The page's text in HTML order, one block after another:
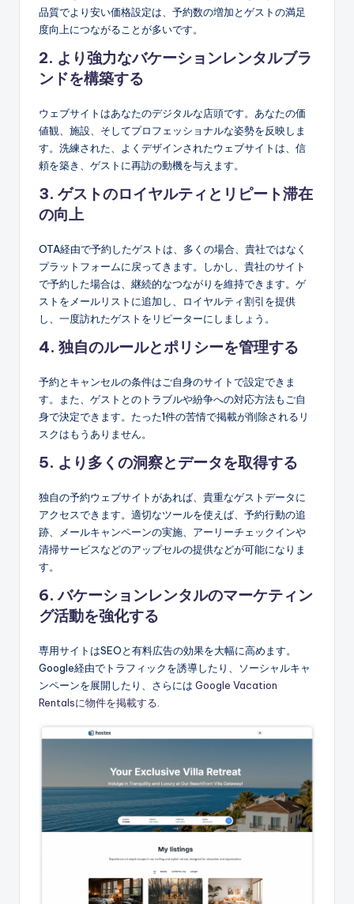
品質でより安い価格設定は、予約数の増加とゲストの満足
度向上につながることが多いです。
2. より強力なバケーションレンタルブラ
ンドを構築する
ウェブサイトはあなたのデジタルな店頭です。あなたの価
値観、施設、そしてプロフェッショナルな姿勢を反映しま
す。洗練された、よくデザインされたウェブサイトは、信
頼を築き、ゲストに再訪の動機を与えます。
3. ゲストのロイヤルティとリピート滞在
の向上
OTA経由で予約したゲストは、多くの場合、貴社ではなく
プラットフォームに戻ってきます。しかし、貴社のサイト
で予約した場合は、継続的なつながりを維持できます。ゲ
ストをメールリストに追加し、ロイヤルティ割引を提供
し、一度訪れたゲストをリピーターにしましょう。
4. 独自のルールとポリシーを管理する
予約とキャンセルの条件はご自身のサイトで設定できま
す。また、ゲストとのトラブルや紛争への対応方法もご自
身で決定できます。たった1件の苦情で掲載が削除されるリ
スクはもうありません。
5. より多くの洞察とデータを取得する
独自の予約ウェブサイトがあれば、貴重なゲストデータに
アクセスできます。適切なツールを使えば、予約行動の追
跡、メールキャンペーンの実施、アーリーチェックインや
清掃サービスなどのアップセルの提供などが可能になりま
す。
6. バケーションレンタルのマーケティン
グ活動を強化する
専用サイトはSEOと有料広告の効果を大幅に高めます。
Google経由でトラフィックを誘導したり、ソーシャルキャ
ンペーンを展開したり、さらには Google Vacation
Rentalsに物件を掲載する.